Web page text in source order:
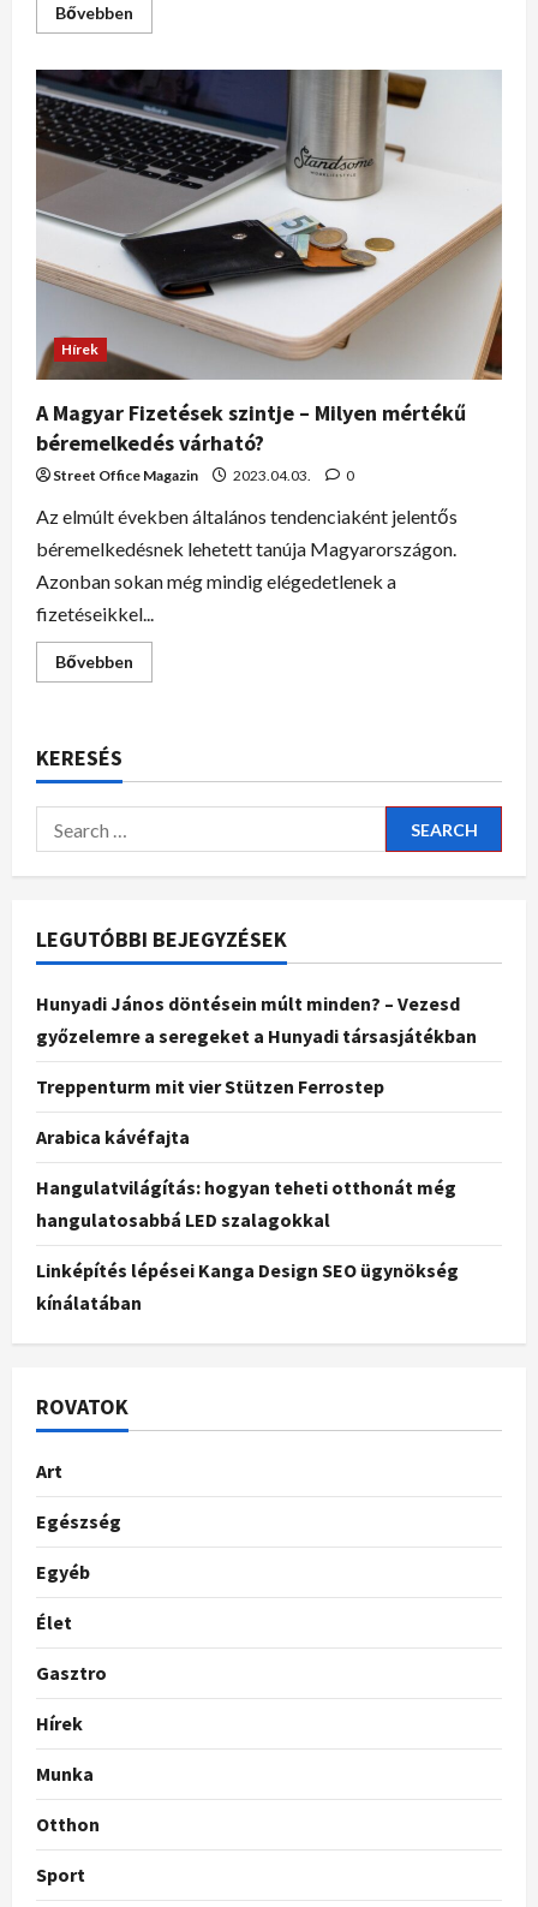
Bővebben
Hírek
A Magyar Fizetések szintje – Milyen mértékű
béremelkedés várható?
Street Office Magazin 2023.04.03. 0
Az elmúlt években általános tendenciaként jelentős
béremelkedésnek lehetett tanúja Magyarországon.
Azonban sokan még mindig elégedetlenek a
fizetéseikkel...
Bővebben
KERESÉS
LEGUTÓBBI BEJEGYZÉSEK
Hunyadi János döntésein múlt minden? – Vezesd
győzelemre a seregeket a Hunyadi társasjátékban
Treppenturm mit vier Stützen Ferrostep
Arabica kávéfajta
Hangulatvilágítás: hogyan teheti otthonát még
hangulatosabbá LED szalagokkal
Linképítés lépései Kanga Design SEO ügynökség
kínálatában
ROVATOK
Art
Egészség
Egyéb
Élet
Gasztro
Hírek
Munka
Otthon
Sport